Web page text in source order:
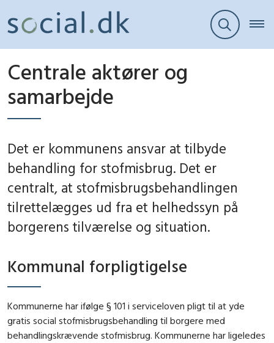
Centrale aktører og
samarbejde
Det er kommunens ansvar at tilbyde
behandling for stofmisbrug. Det er
centralt, at stofmisbrugsbehandlingen
tilrettelægges ud fra et helhedssyn på
borgerens tilværelse og situation.
Kommunal forpligtigelse
Kommunerne har ifølge § 101 i serviceloven pligt til at yde
gratis social stofmisbrugsbehandling til borgere med
behandlingskrævende stofmisbrug. Kommunerne har ligeledes